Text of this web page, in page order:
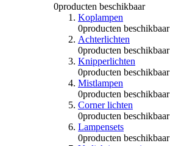
0producten beschikbaar
Koplampen
0producten beschikbaar
Achterlichten
0producten beschikbaar
Knipperlichten
0producten beschikbaar
Mistlampen
0producten beschikbaar
Corner lichten
0producten beschikbaar
Lampensets
0producten beschikbaar